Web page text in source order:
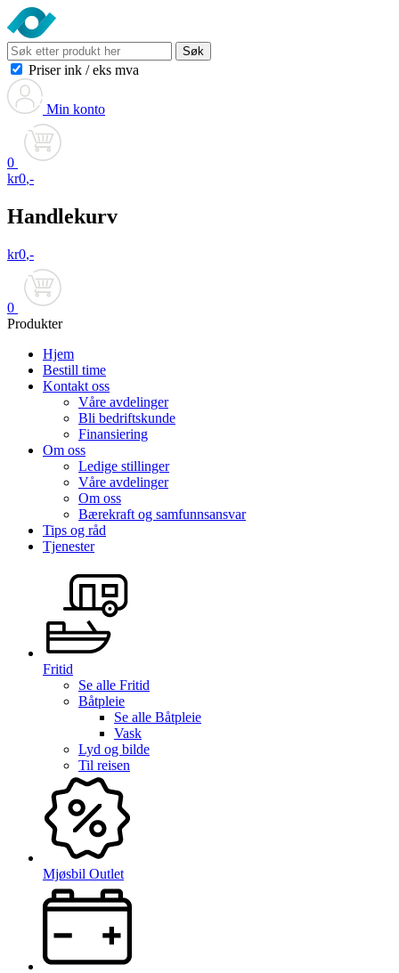
Søk
Priser ink / eks mva
Min konto
0
kr0,-
Handlekurv
kr0,-
0
Produkter
Hjem
Bestill time
Kontakt oss
Våre avdelinger
Bli bedriftskunde
Finansiering
Om oss
Ledige stillinger
Våre avdelinger
Om oss
Bærekraft og samfunnsansvar
Tips og råd
Tjenester
Fritid
Se alle Fritid
Båtpleie
Se alle Båtpleie
Vask
Lyd og bilde
Til reisen
Mjøsbil Outlet